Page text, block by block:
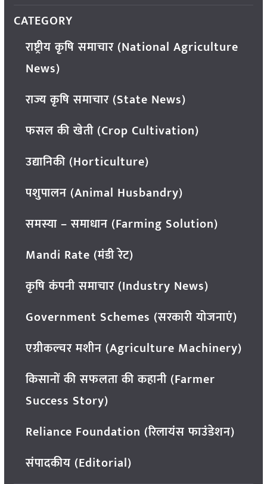
CATEGORY
राष्ट्रीय कृषि समाचार (National Agriculture
News)
राज्य कृषि समाचार (State News)
फसल की खेती (Crop Cultivation)
उद्यानिकी (Horticulture)
पशुपालन (Animal Husbandry)
समस्या – समाधान (Farming Solution)
Mandi Rate (मंडी रेट)
कृषि कंपनी समाचार (Industry News)
Government Schemes (सरकारी योजनाएं)
एग्रीकल्चर मशीन (Agriculture Machinery)
किसानों की सफलता की कहानी (Farmer
Success Story)
Reliance Foundation (रिलायंस फाउंडेशन)
संपादकीय (Editorial)